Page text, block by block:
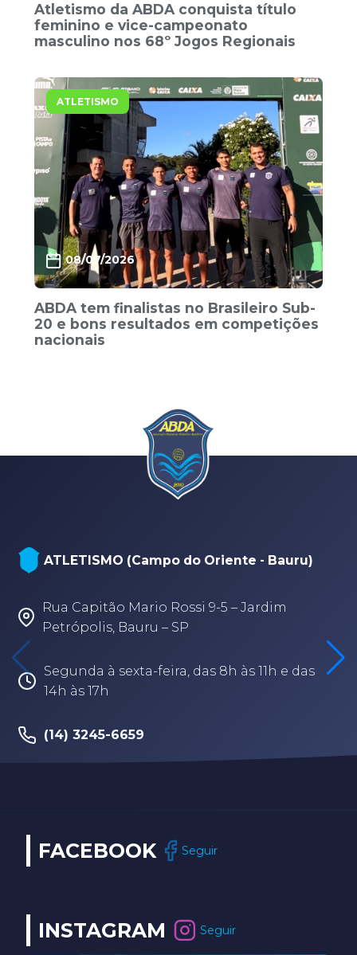
Atletismo da ABDA conquista título
feminino e vice-campeonato
masculino nos 68º Jogos Regionais
ATLETISMO
08/07/2026
ABDA tem finalistas no Brasileiro Sub-
20 e bons resultados em competições
nacionais
- Bauru)
11h e das
NATAÇÃO, PARANATAÇÃO E POLO
AQUÁTICO (Arena - sede Bauru)
Rua Fabio Geraldo, 2-12 – Jardim
Branca – Bauru/SP
Segunda à sexta-feira, das 8h às
FACEBOOK Seguir
INSTAGRAM Seguir